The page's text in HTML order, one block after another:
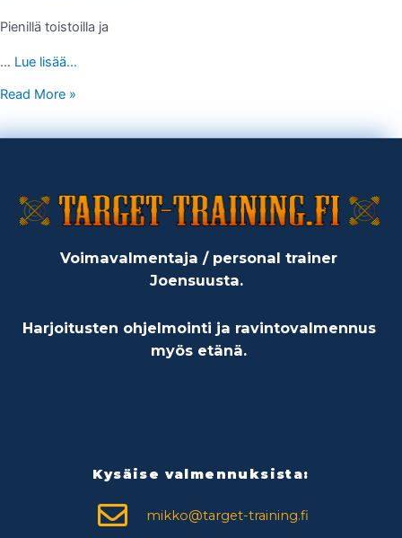
Pienillä toistoilla ja
… Lue lisää...
Read More »
Voimavalmentaja / personal trainer
Joensuusta.
Harjoitusten ohjelmointi ja ravintovalmennus
myös etänä.
Kysäise valmennuksista:
mikko@target-training.fi